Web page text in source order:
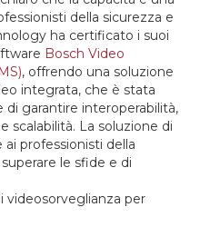
della sicurezza e
ha certificato i suoi
Bosch Video
, offrendo una soluzione
integrata, che è stata
garantire interoperabilità,
scalabilità. La soluzione di
professionisti della
le sfide e di
videosorveglianza per